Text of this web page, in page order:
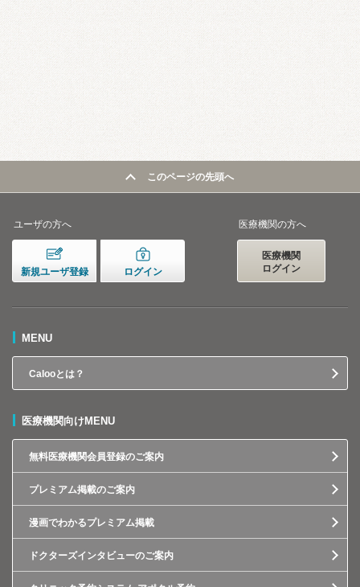
このページの先頭へ
ユーザの方へ
新規ユーザ登録 ログイン
医療機関の方へ
医療機関
ログイン
MENU
Calooとは？
医療機関向けMENU
無料医療機関会員登録のご案内
プレミアム掲載のご案内
漫画でわかるプレミアム掲載
ドクターズインタビューのご案内